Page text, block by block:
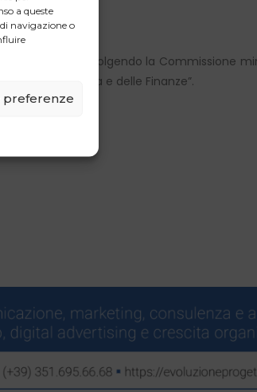
a queste
navigazione o
preferenze
Finanze.
lavori che sta svolgendo la Commissione
dell’Economia e delle Finanze”.